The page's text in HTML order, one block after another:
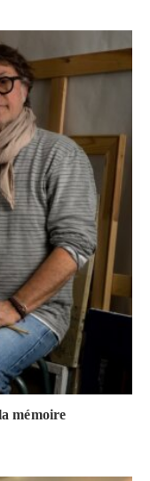
mémoire